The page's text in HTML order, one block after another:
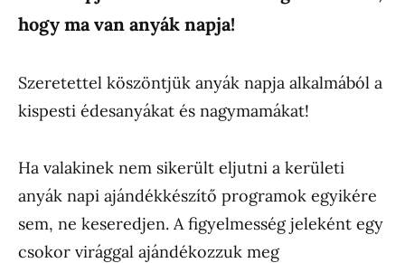
hogy ma van anyák napja!
Szeretettel köszöntjük anyák napja alkalmából a
kispesti édesanyákat és nagymamákat!
Ha valakinek nem sikerült eljutni a kerületi
anyák napi ajándékkészítő programok egyikére
sem, ne keseredjen. A figyelmesség jeleként egy
csokor virággal ajándékozzuk meg